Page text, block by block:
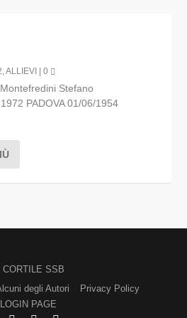
,ALLIEVI |0
Stefano
PADOVA 01/06/1954
CORTILE SSB
degli Autori
Privacy Policy
LOGIN PAGE